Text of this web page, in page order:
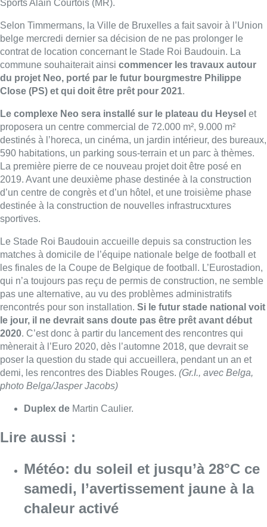
La première pierre de ce nouveau projet doit être posé en
2019. Avant une deuxième phase destinée à la construction
d’un centre de congrès et d’un hôtel, et une troisième phase
destinée à la construction de nouvelles infrastrucxtures
Le Stade Roi Baudouin accueille depuis sa construction les
matches à domicile de l’équipe nationale belge de football et
les finales de la Coupe de Belgique de football. L’Eurostadion,
qui n’a toujours pas reçu de permis de construction, ne semble
pas une alternative, au vu des problèmes administratifs
rencontrés pour son installation.
Si le futur stade national voit
le jour, il ne devrait sans doute pas être prêt avant début
2020
. C’est donc à partir du lancement des rencontres qui
mènerait à l’Euro 2020, dès l’automne 2018, que devrait se
poser la question du stade qui accueillera, pendant un an et
demi, les rencontres des Diables Rouges.
photo Belga/Jasper Jacobs)
Duplex de Martin Caulier.
Lire aussi :
Météo: du soleil et jusqu’à 28°C ce
samedi, l’avertissement jaune à la
chaleur activé